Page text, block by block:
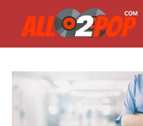
contenu